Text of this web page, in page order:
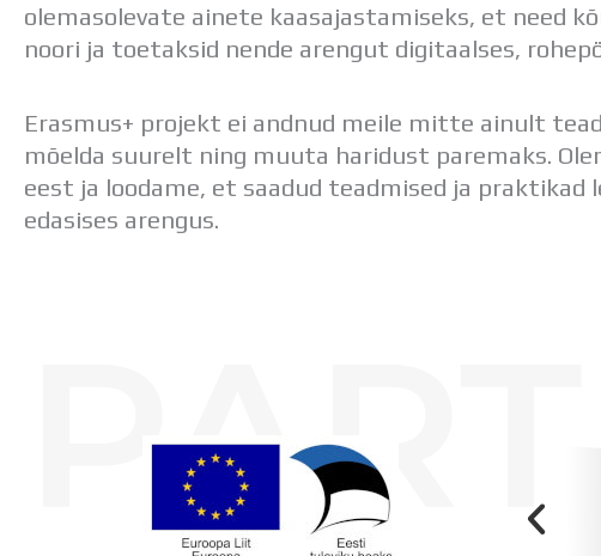
olemasolevate ainete kaasajastamiseks, et need
noori ja toetaksid nende arengut digitaalses,
Erasmus+ projekt ei andnud meile mitte ainult
mõelda suurelt ning muuta haridust paremaks.
eest ja loodame, et saadud teadmised ja praktikad
edasises arengus.